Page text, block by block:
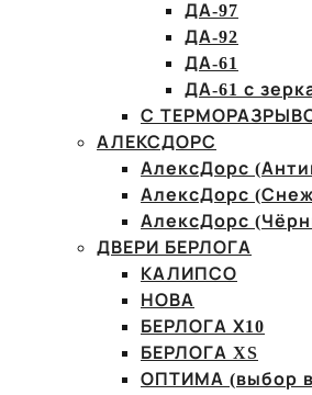
ДА-97
ДА-92
ДА-61
ДА-61 с
С
АЛЕКСДОРС
АлексДорс
АлексДорс
АлексДорс
ДВЕРИ БЕРЛОГА
КАЛИПСО
НОВА
БЕРЛОГА Х10
БЕРЛОГА XS
ОПТИМА (выбор